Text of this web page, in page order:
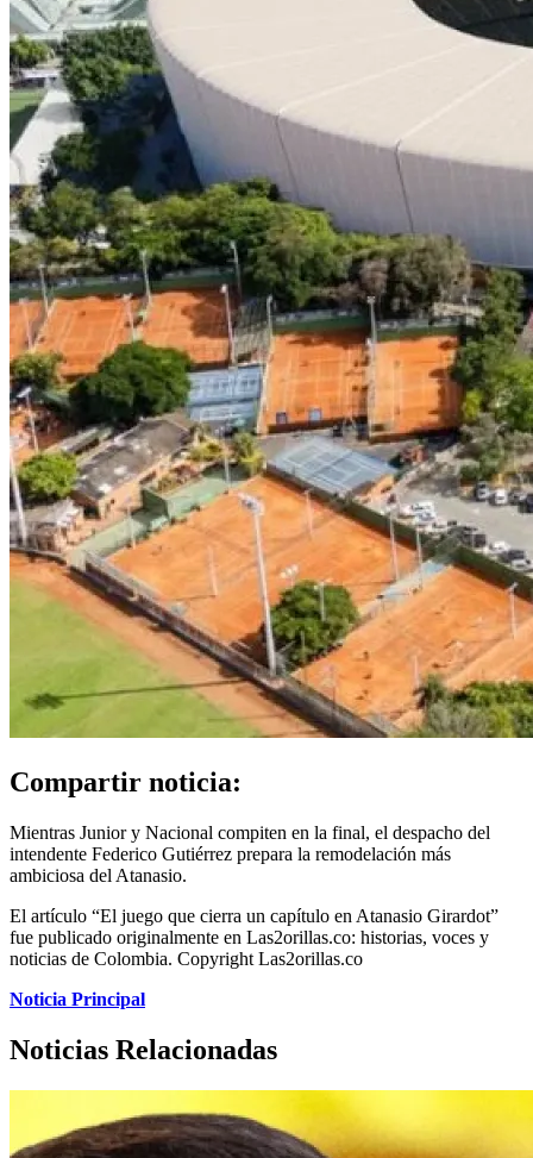
Compartir noticia:
Mientras Junior y Nacional compiten en la final, el despacho del
intendente Federico Gutiérrez prepara la remodelación más
ambiciosa del Atanasio.
El artículo “El juego que cierra un capítulo en Atanasio Girardot”
fue publicado originalmente en Las2orillas.co: historias, voces y
noticias de Colombia. Copyright Las2orillas.co
Noticia Principal
Noticias Relacionadas